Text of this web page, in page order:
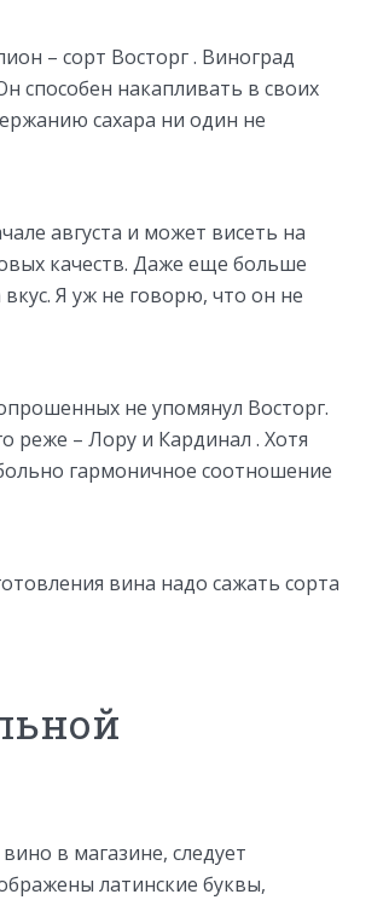
– сорт Восторг . Виноград
способен накапливать в своих
сахара ни один не
августа и может висеть на
качеств. Даже еще больше
Я уж не говорю, что он не
не упомянул Восторг.
– Лору и Кардинал . Хотя
гармоничное соотношение
вина надо сажать сорта
в магазине, следует
латинские буквы,